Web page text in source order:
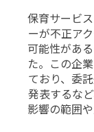
保育サービ
ーが不正ア
可能性があ
た。この企
ており、委
発表するな
影響の範囲